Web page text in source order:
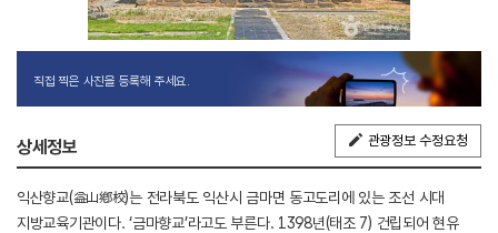
직접 찍은 사진을 등록해 주세요.
상세정보 관광정보 수정요청
익산향교(益山鄕校)는 전라북도 익산시 금마면 동고도리에 있는 조선 시대
지방교육기관이다. ‘금마향교’라고도 부른다. 1398년(태조 7) 건립되어 현유